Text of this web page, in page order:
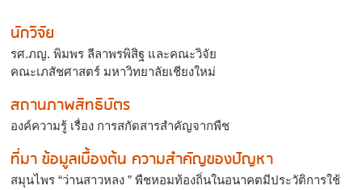
นักวิจัย
รศ.ภญ. พิมพร ลีลาพรพิสิฐ และคณะวิจัย
คณะเภสัชศาสตร์ มหาวิทยาลัยเชียงใหม่
สถานภาพสิทธิบัตร
องค์ความรู้ เรื่อง การสกัดสารสำคัญจากพืช
ที่มา ข้อมูลเบื้องต้น ความสำคัญของปัญหา
สมุนไพร “ว่านสาวหลง ” พืชหอมท้องถิ่นในอนาคตมีประวัติการใช้